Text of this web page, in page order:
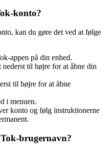
konto?
kan du gøre det ved at følge
appen på din enhed.
til højre for at åbne din
til højre for at åbne
i menuen.
konto og følg instruktionerne
brugernavn?